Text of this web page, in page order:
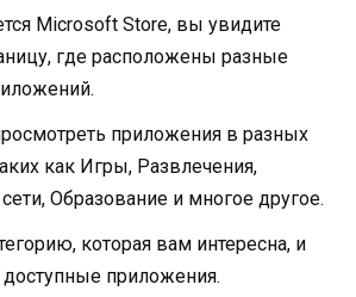
Microsoft Store, вы увидите
где расположены разные
приложения в разных
как Игры, Развлечения,
Образование и многое другое.
которая вам интересна, и
доступные приложения.